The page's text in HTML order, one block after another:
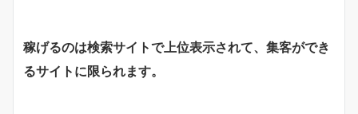
稼げるのは検索サイトで上位表示されて、集客ができ
るサイトに限られます。